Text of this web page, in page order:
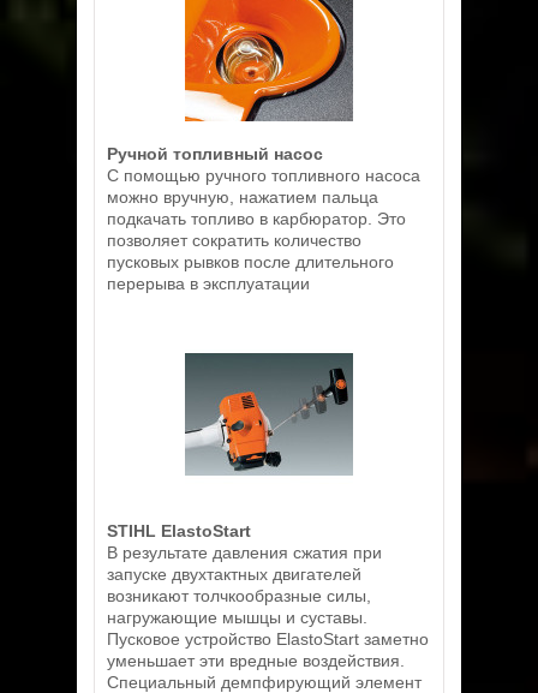
Ручной топливный насос
С помощью ручного топливного насоса
можно вручную, нажатием пальца
подкачать топливо в карбюратор. Это
позволяет сократить количество
пусковых рывков после длительного
перерыва в эксплуатации
STIHL ElastoStart
В результате давления сжатия при
запуске двухтактных двигателей
возникают толчкообразные силы,
нагружающие мышцы и суставы.
Пусковое устройство ElastoStart заметно
уменьшает эти вредные воздействия.
Специальный демпфирующий элемент